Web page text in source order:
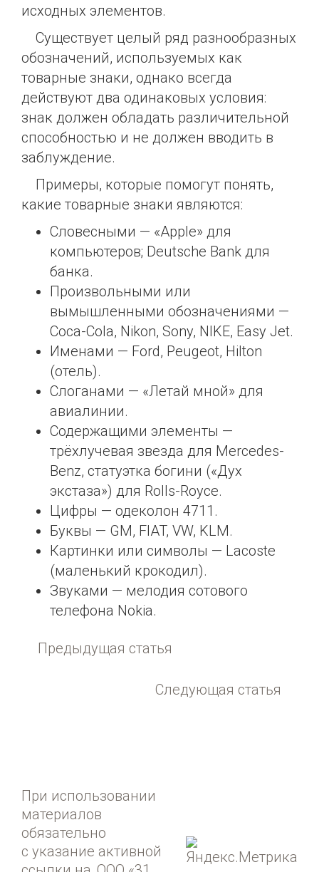
исходных элементов.
Существует целый ряд разнообразных
обозначений, используемых как
товарные знаки, однако всегда
действуют два одинаковых условия:
знак должен обладать различительной
способностью и не должен вводить в
заблуждение.
Примеры, которые помогут понять,
какие товарные знаки являются:
Словесными — «Apple» для
компьютеров; Deutsche Bank для
банка.
Произвольными или
вымышленными обозначениями —
Coca-Cola, Nikon, Sony, NIKE, Easy Jet.
Именами — Ford, Peugeot, Hilton
(отель).
Слоганами — «Летай мной» для
авиалинии.
Содержащими элементы —
трёхлучевая звезда для Mercedes-
Benz, статуэтка богини («Дух
экстаза») для Rolls-Royce.
Цифры — одеколон 4711.
Буквы — GM, FIAT, VW, KLM.
Картинки или символы — Lacoste
(маленький крокодил).
Звуками — мелодия сотового
телефона Nokia.
Предыдущая статья
Следующая статья
При использовании
материалов
обязательно
с указание активной